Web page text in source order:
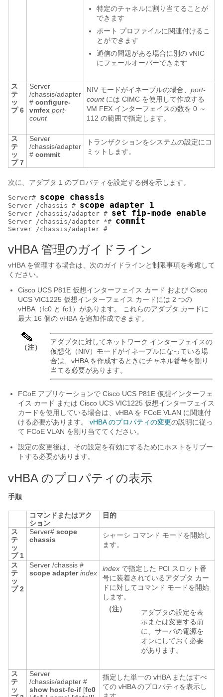
特定のチャネルに割り当てることが
できます
ポート プロファイルに関連付けるこ
とができます
通信の問題がある場合に別の vNIC
にフェールオーバーできます
ス
テ
ッ
プ 6
Server
/chassis/adapter
# configure-
vmfex port-
count
NIV モードがイネーブルの場合、 port-
countには CIMC を使用して作成する
VM FEX インターフェイスの数を 0 ～
112 の範囲で指定します。
ス
テ
ッ
プ 7
Server
/chassis/adapter
# commit
トランザクションをシステムの設定にコ
ミットします。
次に、アダプタ 1 のプロパティを設定する例を示します。
Server# scope chassis
Server /chassis # scope adapter 1
Server /chassis/adapter # set fip-mode enable
Server /chassis/adapter *# commit
vHBA 管理のガイドライン
vHBA を管理する場合は、次のガイドラインと制限事項を考慮して
ください。
Cisco UCS P81E 仮想インターフェイス カード および Cisco
UCS VIC1225 仮想インターフェイス カードには 2 つの
vHBA（fc0 と fc1）があります。 これらのアダプタ カードに
最大 16 個の vHBA を追加作成できます。
（注）
アダプタに対してネットワーク インターフェイスの
仮想化（NIV）モードがイネーブルになっている場
合は、vHBA を作成するときにチャネル番号を割り
当てる必要があります。
FCoE アプリケーションで Cisco UCS P81E 仮想インターフェ
イス カード または Cisco UCS VIC1225 仮想インターフェイス
カードを使用している場合は、vHBA を FCoE VLAN に関連付
ける必要があります。 vHBA のプロパティの変更の説明に従っ
て FCoE VLAN を割り当ててください。
設定の変更後は、その設定を有効にするためにホストをリブー
トする必要があります。
vHBA のプロパティの表示
手順
コマンドまたはアク
ション
目的
ス
テ
ッ
プ 1
Server# scope
chassis
シャーシ コマンド モードを開始し
ます。
ス
テ
ッ
プ 2
Server /chassis #
scope adapterindex
index で指定した PCI スロット番
号に装着されているアダプタ カー
ドに対してコマンド モードを開始
します。
（注）
アダプタの設定を表
示または変更する前
に、サーバの電源を
オンにしておく必要
があります。
ス
テ
ッ
Server
/chassis/adapter #
show host-fc-if [fc0
指定した単一の vHBA またはすべ
ての vHBA のプロパティを表示し